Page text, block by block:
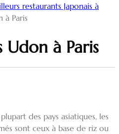
restaurants Japonais à
à Paris
Udon à Paris
des pays asiatiques, les
sont ceux à base de riz ou